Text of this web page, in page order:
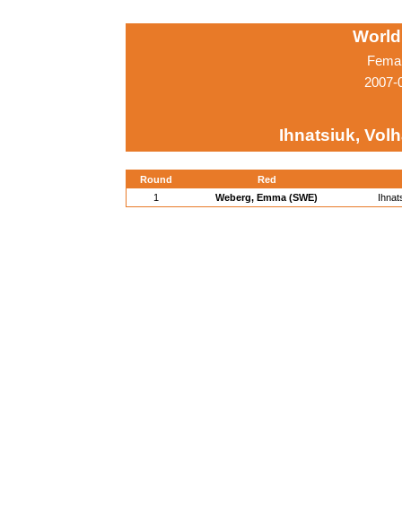
2007-
Ihnatsiuk,
Round
Red
1
Weberg, Emma (SWE)